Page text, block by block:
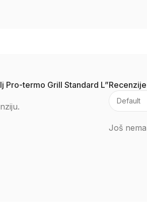
Recenzije
Još
Pro-termo Grill Standard L”